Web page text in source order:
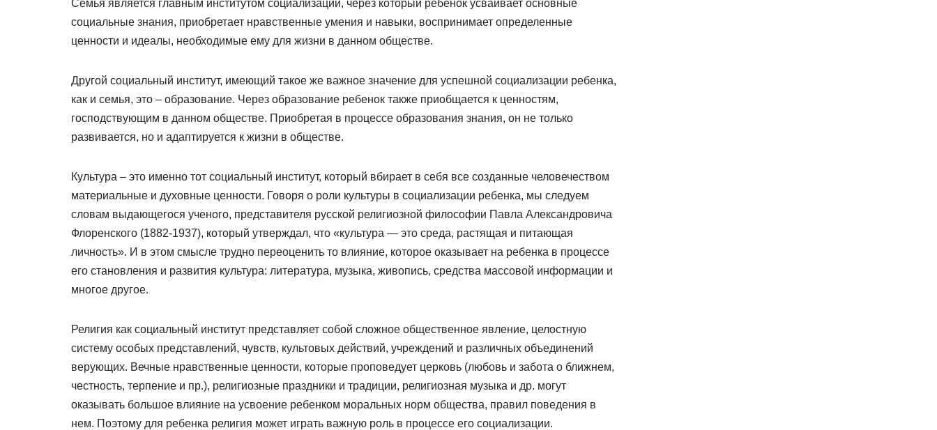
Семья является главным институтом социализации, через который ребенок усваивает основные
социальные знания, приобретает нравственные умения и навыки, воспринимает определенные
ценности и идеалы, необходимые ему для жизни в данном обществе.
Другой социальный институт, имеющий такое же важное значение для успешной социализации ребенка,
как и семья, это – образование. Через образование ребенок также приобщается к ценностям,
господствующим в данном обществе. Приобретая в процессе образования знания, он не только
развивается, но и адаптируется к жизни в обществе.
Культура – это именно тот социальный институт, который вбирает в себя все созданные человечеством
материальные и духовные ценности. Говоря о роли культуры в социализации ребенка, мы следуем
словам выдающегося ученого, представителя русской религиозной философии Павла Александровича
Флоренского (1882-1937), который утверждал, что «культура — это среда, растящая и питающая
личность». И в этом смысле трудно переоценить то влияние, которое оказывает на ребенка в процессе
его становления и развития культура: литература, музыка, живопись, средства массовой информации и
многое другое.
Религия как социальный институт представляет собой сложное общественное явление, целостную
систему особых представлений, чувств, культовых действий, учреждений и различных объединений
верующих. Вечные нравственные ценности, которые проповедует церковь (любовь и забота о ближнем,
честность, терпение и пр.), религиозные праздники и традиции, религиозная музыка и др. могут
оказывать большое влияние на усвоение ребенком моральных норм общества, правил поведения в
нем. Поэтому для ребенка религия может играть важную роль в процессе его социализации.